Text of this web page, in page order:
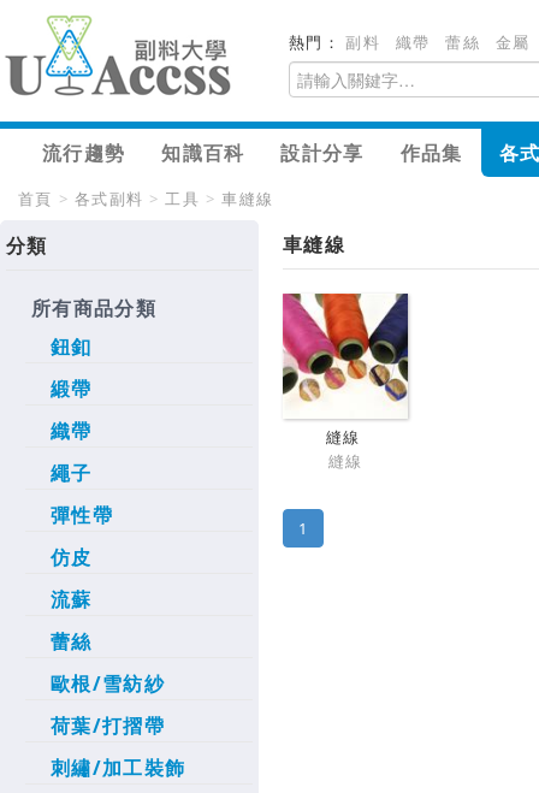
熱門：副料 織帶 蕾絲 金屬
流行趨勢 知識百科 設計分享 作品集 各
首頁 > 各式副料 > 工具 > 車縫線
分類
所有商品分類
鈕釦
緞帶
織帶
繩子
彈性帶
仿皮
流蘇
蕾絲
歐根/雪紡紗
荷葉/打摺帶
刺繡/加工裝飾
車縫線
縫線
縫線
1